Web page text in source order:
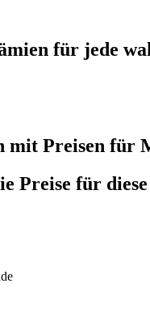
für jede
mit Preisen für
Preise für